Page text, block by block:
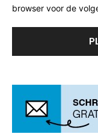
browser voor de